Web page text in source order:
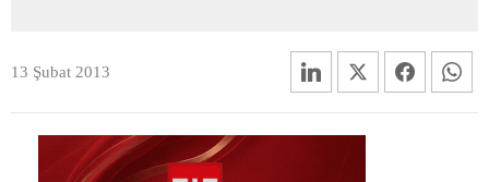
13 Şubat 2013